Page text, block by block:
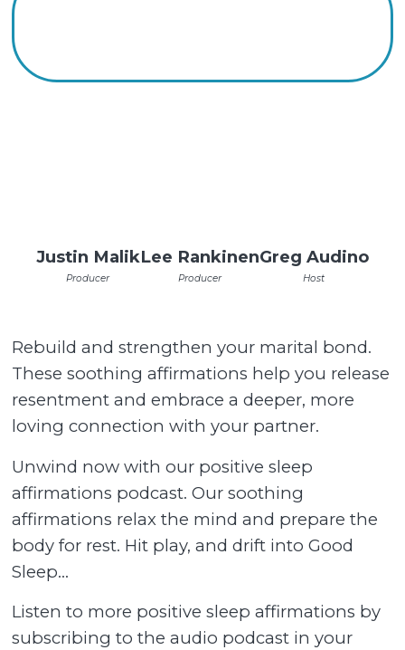
Justin Malik
Producer
Lee Rankinen
Producer
Greg Audino
Host
Rebuild and strengthen your marital bond.
These soothing affirmations help you release
resentment and embrace a deeper, more
loving connection with your partner.
Unwind now with our positive sleep
affirmations podcast. Our soothing
affirmations relax the mind and prepare the
body for rest. Hit play, and drift into Good
Sleep...
Listen to more positive sleep affirmations by
subscribing to the audio podcast in your